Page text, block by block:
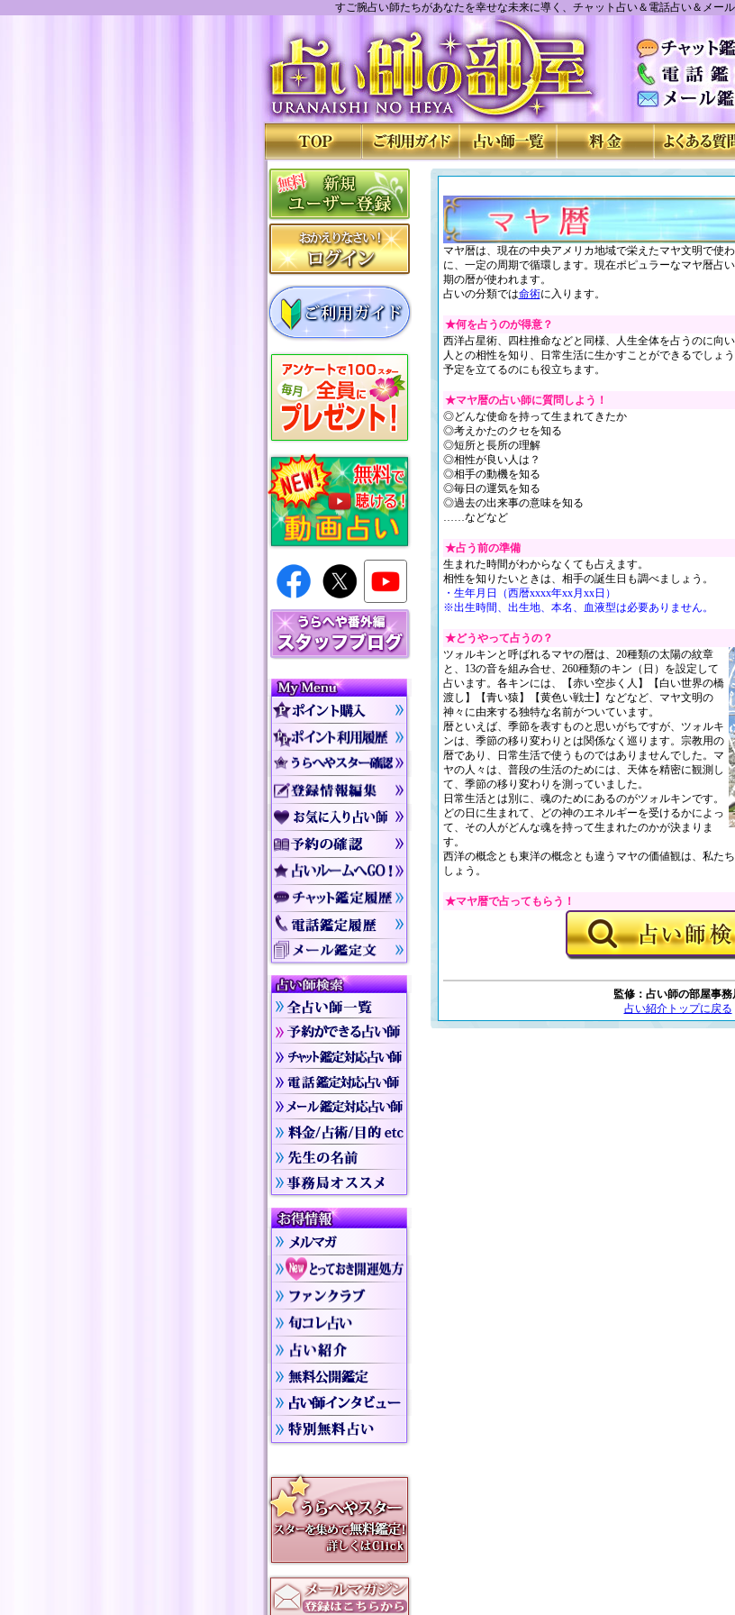
すご腕占い師たちがあなたを幸せな未来に導く、チャット占い＆電話占い＆メー
マヤ暦は、現在の中央アメリカ地域で栄えたマヤ文明で使
に、一定の周期で循環します。現在ポピュラーなマヤ暦占
期の暦が使われます。
占いの分類では命術に入ります。
★何を占うのが得意？
西洋占星術、四柱推命などと同様、人生全体を占うのに向
人との相性を知り、日常生活に生かすことができるでしょ
予定を立てるのにも役立ちます。
★マヤ暦の占い師に質問しよう！
◎どんな使命を持って生まれてきたか
◎考えかたのクセを知る
◎短所と長所の理解
◎相性が良い人は？
◎相手の動機を知る
◎毎日の運気を知る
◎過去の出来事の意味を知る
……などなど
★占う前の準備
生まれた時間がわからなくても占えます。
相性を知りたいときは、相手の誕生日も調べましょう。
・生年月日（西暦xxxx年xx月xx日）
※出生時間、出生地、本名、血液型は必要ありません。
★どうやって占うの？
ツォルキンと呼ばれるマヤの暦は、20種類の太陽の紋章
と、13の音を組み合せ、260種類のキン（日）を設定して
占います。各キンには、【赤い空歩く人】【白い世界の橋
渡し】【青い猿】【黄色い戦士】などなど、マヤ文明の
神々に由来する独特な名前がついています。
暦といえば、季節を表すものと思いがちですが、ツォルキ
ンは、季節の移り変わりとは関係なく巡ります。宗教用の
暦であり、日常生活で使うものではありませんでした。マ
ヤの人々は、普段の生活のためには、天体を精密に観測し
て、季節の移り変わりを測っていました。
日常生活とは別に、魂のためにあるのがツォルキンです。
どの日に生まれて、どの神のエネルギーを受けるかによっ
て、その人がどんな魂を持って生まれたのかが決まりま
す。
西洋の概念とも東洋の概念とも違うマヤの価値観は、私た
しょう。
★マヤ暦で占ってもらう！
監修：占い師の部屋事務
占い紹介トップに戻る